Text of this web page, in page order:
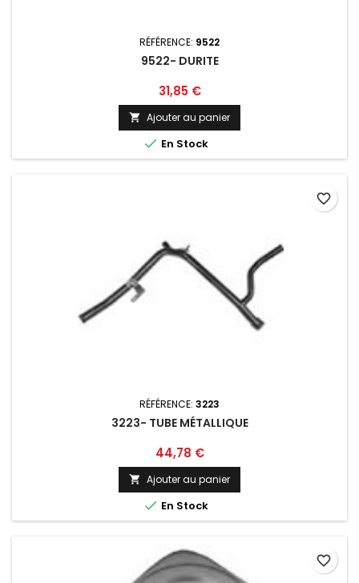
RÉFÉRENCE: 9522
9522- DURITE
Prix
31,85 €
 Ajouter au panier
 En Stock
RÉFÉRENCE: 3223
3223- TUBE MÉTALLIQUE
Prix
44,78 €
 Ajouter au panier
 En Stock
favorite_border
favorite_border